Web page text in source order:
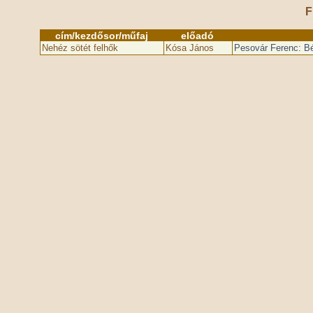
cím/kezdősor/műfaj előadó
Nehéz sötét felhők Kósa János Pesovár Ferenc: